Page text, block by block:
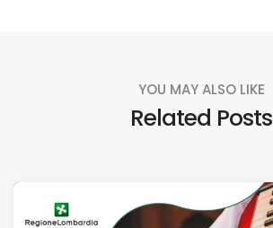
YOU MAY ALSO LIKE
Related Posts